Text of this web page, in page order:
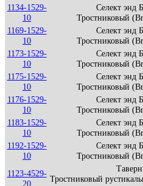
1134-1529-
10
Селект энд
Тростниковый
1169-1529-
10
Селект энд
Тростниковый
1173-1529-
10
Селект энд
Тростниковый
1175-1529-
10
Селект энд
Тростниковый
1176-1529-
10
Селект энд
Тростниковый
1183-1529-
10
Селект энд
Тростниковый
1192-1529-
10
Селект энд
Тростниковый
1123-4529-
20
Таверн
Тростниковый